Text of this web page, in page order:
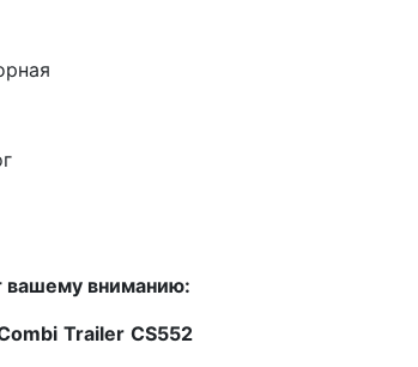
вашему вниманию:
Trailer CS552